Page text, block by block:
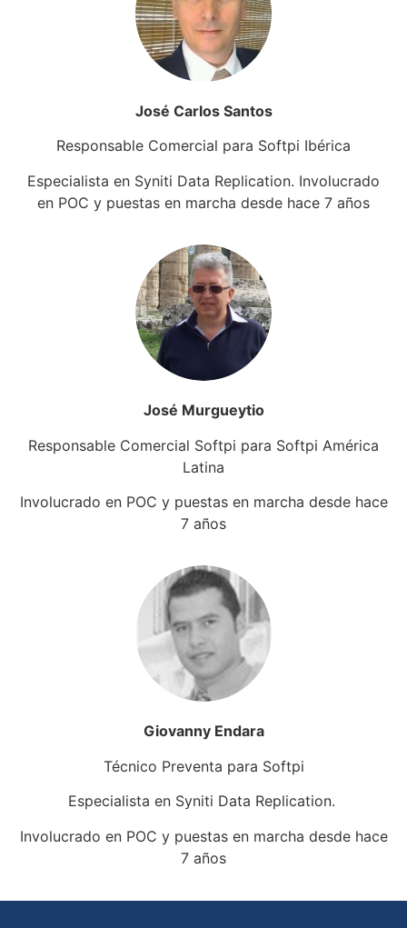
José Carlos Santos
Responsable Comercial para Softpi Ibérica
Especialista en Syniti Data Replication. Involucrado
en POC y puestas en marcha desde hace 7 años
José Murgueytio
Responsable Comercial Softpi para Softpi América
Latina
Involucrado en POC y puestas en marcha desde hace
7 años
Giovanny Endara
Técnico Preventa para Softpi
Especialista en Syniti Data Replication.
Involucrado en POC y puestas en marcha desde hace
7 años